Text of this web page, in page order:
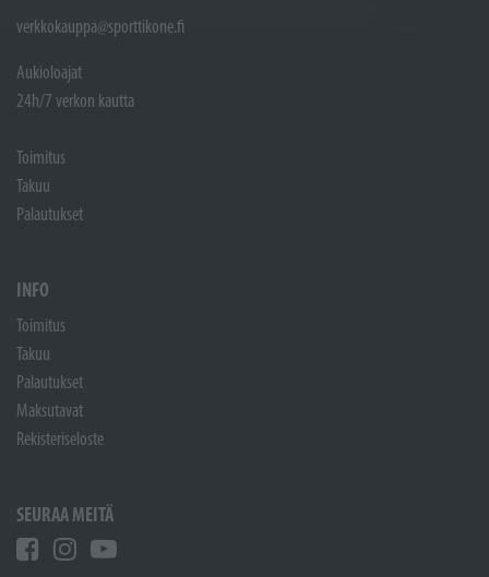
verkkokauppa@sporttikone.fi
Aukioloajat
24h/7 verkon kautta
Toimitus
Takuu
Palautukset
INFO
Toimitus
Takuu
Palautukset
Maksutavat
Rekisteriseloste
SEURAA MEITÄ